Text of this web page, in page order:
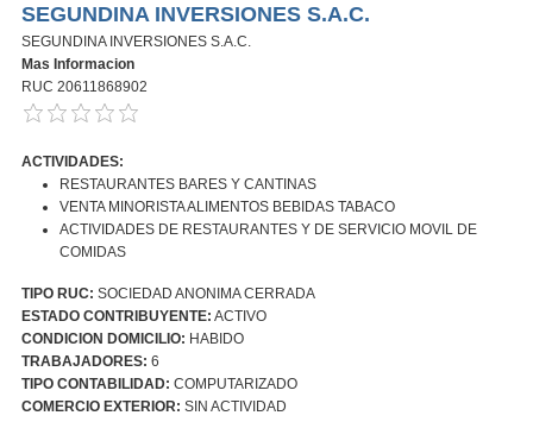
SEGUNDINA INVERSIONES S.A.C.
SEGUNDINA INVERSIONES S.A.C.
Mas Informacion
RUC 20611868902
ACTIVIDADES:
RESTAURANTES BARES Y CANTINAS
VENTA MINORISTA ALIMENTOS BEBIDAS TABACO
ACTIVIDADES DE RESTAURANTES Y DE SERVICIO MOVIL DE
COMIDAS
TIPO RUC: SOCIEDAD ANONIMA CERRADA
ESTADO CONTRIBUYENTE: ACTIVO
CONDICION DOMICILIO: HABIDO
TRABAJADORES: 6
TIPO CONTABILIDAD: COMPUTARIZADO
COMERCIO EXTERIOR: SIN ACTIVIDAD